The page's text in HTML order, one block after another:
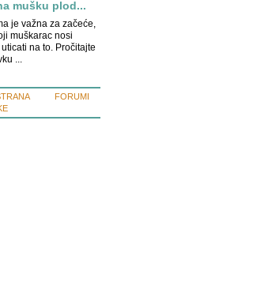
mušku plod...
je važna za začeće,
muškarac nosi
na to. Pročitajte
...
FORUMI